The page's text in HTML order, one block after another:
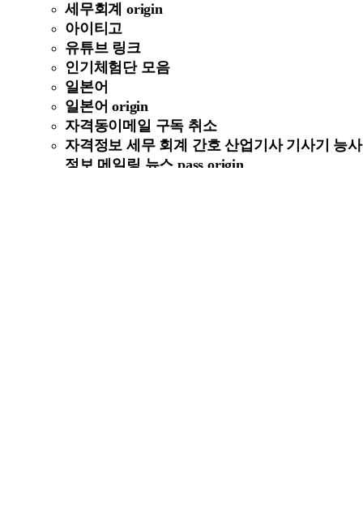
세무회계 origin
아이티고
유튜브 링크
인기체험단 모음
일본어
일본어 origin
자격동이메일 구독 취소
자격정보 세무 회계 간호 산업기사 기사기 능사
정보 메일링 뉴스 pass origin